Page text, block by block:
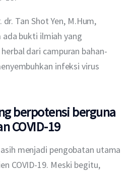
Tan Shot Yen, M.Hum,
bukti ilmiah yang
dari campuran bahan-
infeksi virus
berpotensi berguna
COVID-19
menjadi pengobatan utama
COVID-19. Meski begitu,